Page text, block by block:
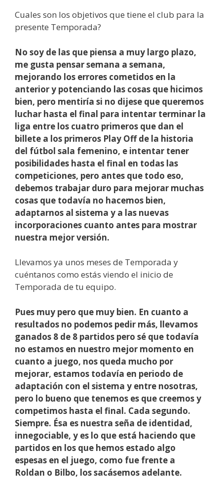
Cuales son los objetivos que tiene el club para la
presente Temporada?
No soy de las que piensa a muy largo plazo,
me gusta pensar semana a semana,
mejorando los errores cometidos en la
anterior y potenciando las cosas que hicimos
bien, pero mentiría si no dijese que queremos
luchar hasta el final para intentar terminar la
liga entre los cuatro primeros que dan el
billete a los primeros Play Off de la historia
del fútbol sala femenino, e intentar tener
posibilidades hasta el final en todas las
competiciones, pero antes que todo eso,
debemos trabajar duro para mejorar muchas
cosas que todavía no hacemos bien,
adaptarnos al sistema y a las nuevas
incorporaciones cuanto antes para mostrar
nuestra mejor versión.
Llevamos ya unos meses de Temporada y
cuéntanos como estás viendo el inicio de
Temporada de tu equipo.
Pues muy pero que muy bien. En cuanto a
resultados no podemos pedir más, llevamos
ganados 8 de 8 partidos pero sé que todavía
no estamos en nuestro mejor momento en
cuanto a juego, nos queda mucho por
mejorar, estamos todavía en periodo de
adaptación con el sistema y entre nosotras,
pero lo bueno que tenemos es que creemos y
competimos hasta el final. Cada segundo.
Siempre. Ésa es nuestra seña de identidad,
innegociable, y es lo que está haciendo que
partidos en los que hemos estado algo
espesas en el juego, como fue frente a
Roldan o Bilbo, los sacásemos adelante.